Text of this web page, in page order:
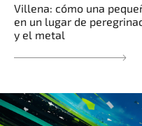
Villena: cómo una
en un lugar de
y el metal